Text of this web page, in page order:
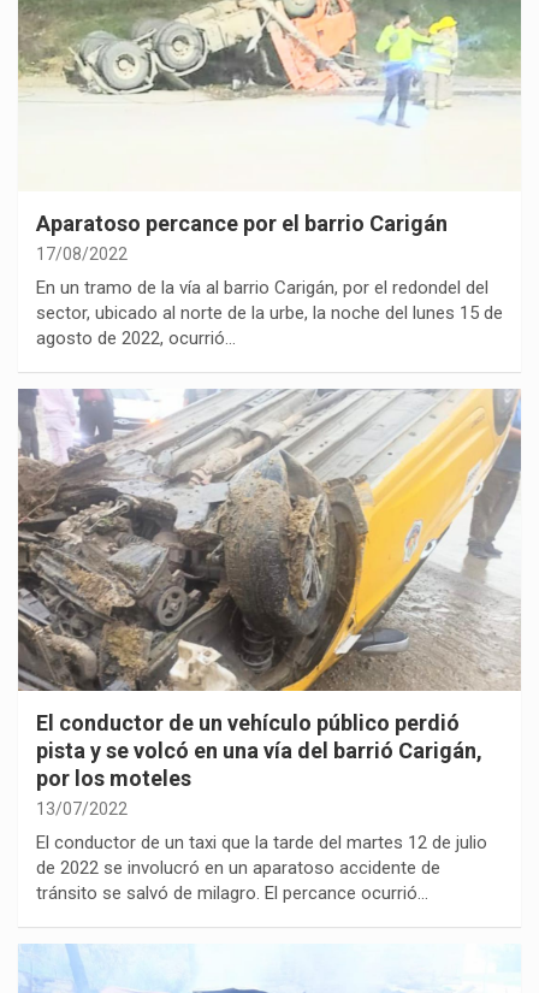
Aparatoso percance por el barrio Carigán
17/08/2022
En un tramo de la vía al barrio Carigán, por el redondel del
sector, ubicado al norte de la urbe, la noche del lunes 15 de
agosto de 2022, ocurrió…
El conductor de un vehículo público perdió
pista y se volcó en una vía del barrió Carigán,
por los moteles
13/07/2022
El conductor de un taxi que la tarde del martes 12 de julio
de 2022 se involucró en un aparatoso accidente de
tránsito se salvó de milagro. El percance ocurrió…